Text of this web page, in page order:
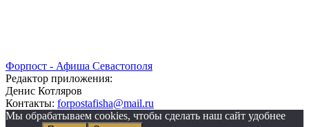
Форпост - Афиша Севастополя
Редактор приложения:
Денис Котляров
Контакты: forpostafisha@mail.ru
Мы обрабатываем cookies, чтобы сделать наш сайт удобнее